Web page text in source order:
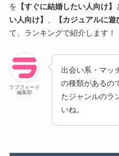
を 【すぐに結婚したい人向け】
い人向け】
【カジュアルに遊
て、ランキングで紹介します！
ラブフィード
編集部
出会い系・マッ
の種類があるの
たジャンルのラ
いね。